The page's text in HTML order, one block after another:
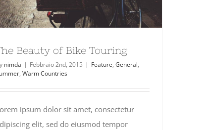
Beauty of Bike Touring
nimda | Febbraio 2nd, 2015 | Feature, General,
, Warm Countries
ipsum dolor sit amet, consectetur
elit, sed do eiusmod tempor